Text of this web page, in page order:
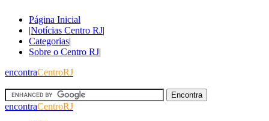
Página Inicial
|Notícias Centro RJ|
Categorias|
Sobre o Centro RJ|
encontraCentroRJ
encontraCentroRJ